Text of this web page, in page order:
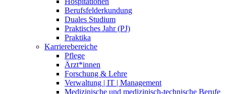
Berufsfelderkundung
Duales Studium
Praktisches Jahr (PJ)
Praktika
Karrierebereiche
Pflege
Ärzt*innen
Forschung & Lehre
Verwaltung | IT | Management
Medizinische und medizinisch-technische Berufe